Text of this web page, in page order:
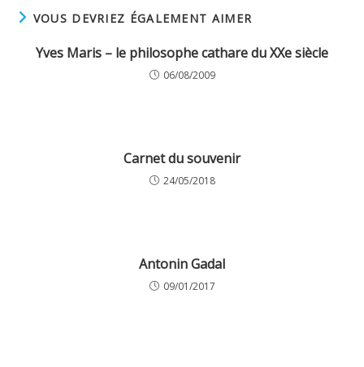
VOUS DEVRIEZ ÉGALEMENT AIMER
Yves Maris – le philosophe cathare du XXe siècle
06/08/2009
Carnet du souvenir
24/05/2018
Antonin Gadal
09/01/2017